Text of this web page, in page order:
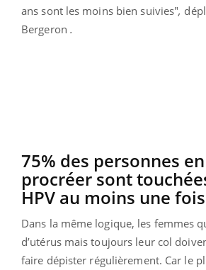
ans sont les moins bien suivies",
Bergeron .
75% des personnes
procréer sont
HPV au moins une fois
Dans la même logique, les femmes
d’utérus mais toujours leur col
faire dépister régulièrement. Car le